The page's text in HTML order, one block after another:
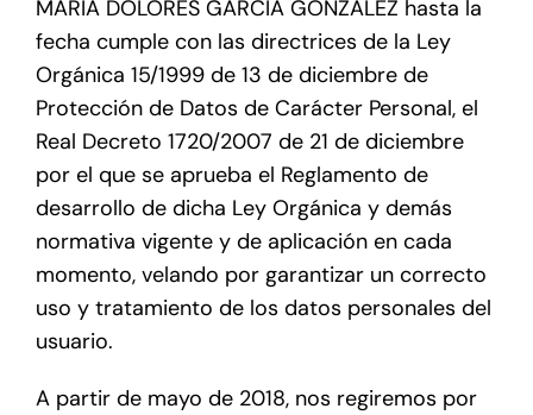
MARÍA DOLORES GARCÍA GONZÁLEZ hasta la
fecha cumple con las directrices de la Ley
Orgánica 15/1999 de 13 de diciembre de
Protección de Datos de Carácter Personal, el
Real Decreto 1720/2007 de 21 de diciembre
por el que se aprueba el Reglamento de
desarrollo de dicha Ley Orgánica y demás
normativa vigente y de aplicación en cada
momento, velando por garantizar un correcto
uso y tratamiento de los datos personales del
usuario.
A partir de mayo de 2018, nos regiremos por